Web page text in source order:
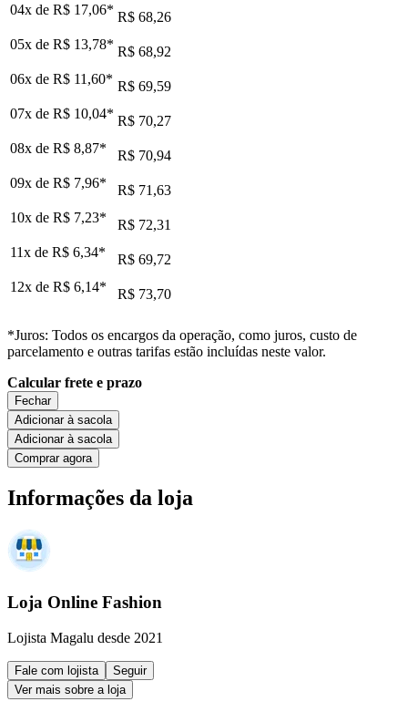
04x de R$ 17,06* R$ 68,26
05x de R$ 13,78* R$ 68,92
06x de R$ 11,60* R$ 69,59
07x de R$ 10,04* R$ 70,27
08x de R$ 8,87*
R$ 70,94
09x de R$ 7,96*
R$ 71,63
10x de R$ 7,23*
R$ 72,31
11x de R$ 6,34*
R$ 69,72
12x de R$ 6,14* R$ 73,70
*Juros: Todos os encargos da operação, como juros, custo de
parcelamento e outras tarifas estão incluídas neste valor.
Calcular frete e prazo
Fechar
Adicionar à sacola
Adicionar à sacola
Comprar agora
Informações da loja
Loja Online Fashion
Lojista Magalu desde 2021
Fale com lojista
Seguir
Ver mais sobre a loja